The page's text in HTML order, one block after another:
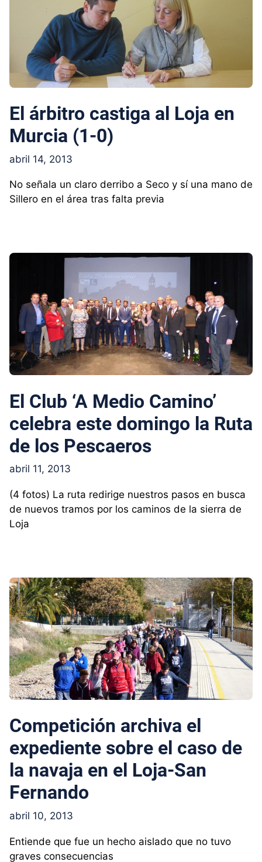
El árbitro castiga al Loja en
Murcia (1-0)
abril 14, 2013
No señala un claro derribo a Seco y sí una mano de
Sillero en el área tras falta previa
El Club ‘A Medio Camino’
celebra este domingo la Ruta
de los Pescaeros
abril 11, 2013
(4 fotos) La ruta redirige nuestros pasos en busca
de nuevos tramos por los caminos de la sierra de
Loja
Competición archiva el
expediente sobre el caso de
la navaja en el Loja-San
Fernando
abril 10, 2013
Entiende que fue un hecho aislado que no tuvo
graves consecuencias